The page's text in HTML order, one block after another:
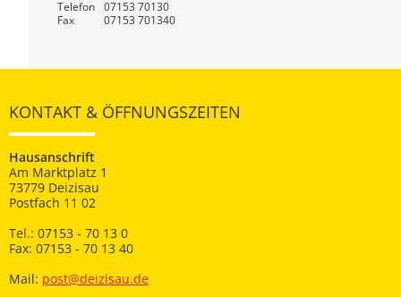
Telefon
07153 70130
Fax 07153 701340
KONTAKT & ÖFFNUNGSZEITEN
Hausanschrift
Am Marktplatz 1
73779 Deizisau
Postfach 11 02
Tel.: 07153 - 70 13 0
Fax: 07153 - 70 13 40
Mail: post@deizisau.de